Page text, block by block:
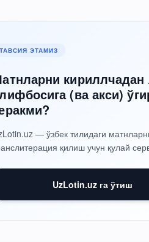
ТАВСИЯ ЭТАМИЗ
кириллчадан
(ва акси)
— ўзбек тилидаги
қилиш учун қулай
UzLotin.uz га ўтиш